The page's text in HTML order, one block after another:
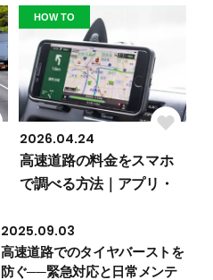
2026.04.24
高速道路の料金をスマホ
で調べる方法｜アプリ・
HOW TO
2025.09.03
高速道路でのタイヤバーストを
防ぐ──緊急対応と日常メンテ